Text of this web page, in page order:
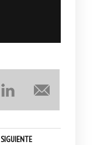
SIGUIENTE